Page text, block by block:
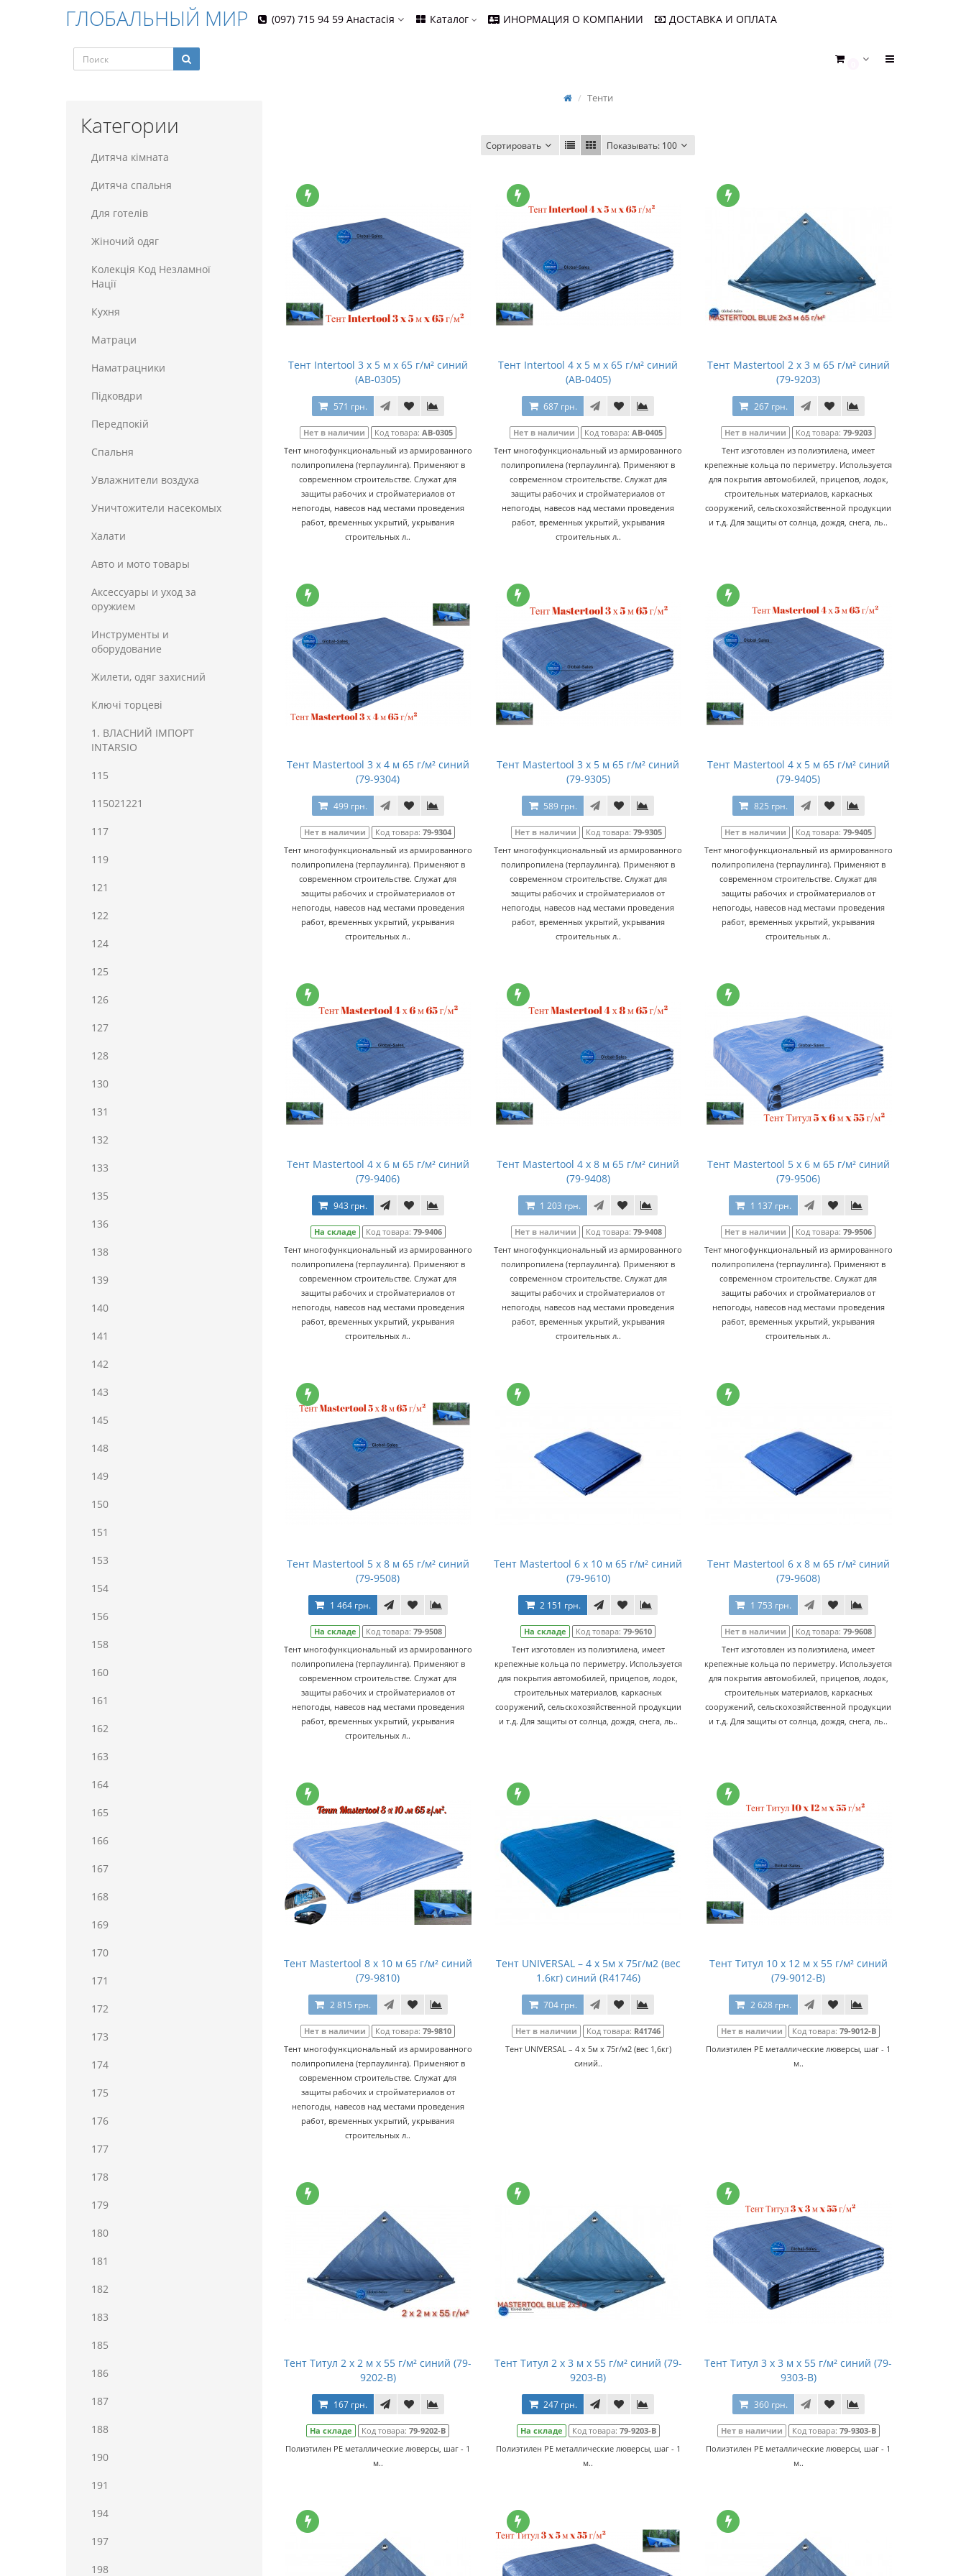
ГЛОБАЛЬНЫЙ МИР (097) 715 94 59 Анастасія Каталог ИНОРМАЦИЯ О КОМПАНИИ ДОСТАВКА И ОПЛАТА
Категории
Дитяча кімната
Дитяча спальня
Для готелiв
Жіночий одяг
Колекція Код Незламної
Нації
Кухня
Матраци
Наматрацники
Пiдковдри
Передпокій
Спальня
Увлажнители воздуха
Уничтожители насекомых
Халати
Авто и мото товары
Аксессуары и уход за
оружием
Инструменты и
оборудование
Жилети, одяг захисний
Ключі торцеві
1. ВЛАСНИЙ ІМПОРТ
INTARSIO
115
115021221
117
119
121
122
124
125
126
127
128
130
131
132
133
135
136
138
139
140
141
142
143
145
148
149
150
151
153
154
156
158
160
161
162
163
164
165
166
167
168
169
170
171
172
173
174
175
176
177
178
179
180
181
182
183
185
186
187
188
190
191
194
197
198
Тенти
Сортировать Показывать: 100
Тент Intertool 3 x 5 м x 65 г/м² синий
(AB-0305)
571 грн.
Нет в наличии Код товара: AB-0305
Тент многофункциональный из армированного
полипропилена (терпаулинга). Применяют в
современном строительстве. Служат для
защиты рабочих и стройматериалов от
непогоды, навесов над местами проведения
работ, временных укрытий, укрывания
строительных л..
Тент Intertool 4 x 5 м x 65 г/м² синий
(AB-0405)
687 грн.
Нет в наличии Код товара:AB-0405
Тент многофункциональный из армированного
полипропилена (терпаулинга). Применяют в
современном строительстве. Служат для
защиты рабочих и стройматериалов от
непогоды, навесов над местами проведения
работ, временных укрытий, укрывания
строительных л..
Тент Mastertool 2 х 3 м 65 г/м² синий
(79-9203)
267 грн.
Нет в наличии Код товара:79-9203
Тент изготовлен из полиэтилена, имеет
крепежные кольца по периметру. Используется
для покрытия автомобилей, прицепов, лодок,
строительных материалов, каркасных
сооружений, сельскохозяйственной продукции
и т.д. Для защиты от солнца, дождя, снега, ль..
Тент Mastertool 3 х 4 м 65 г/м² синий
(79-9304)
499 грн.
Нет в наличии Код товара:79-9304
Тент многофункциональный из армированного
полипропилена (терпаулинга). Применяют в
современном строительстве. Служат для
защиты рабочих и стройматериалов от
непогоды, навесов над местами проведения
работ, временных укрытий, укрывания
строительных л..
Тент Mastertool 3 х 5 м 65 г/м² синий
(79-9305)
589 грн.
Нет в наличии Код товара: 79-9305
Тент многофункциональный из армированного
полипропилена (терпаулинга). Применяют в
современном строительстве. Служат для
защиты рабочих и стройматериалов от
непогоды, навесов над местами проведения
работ, временных укрытий, укрывания
строительных л..
Тент Mastertool 4 х 5 м 65 г/м² синий
(79-9405)
825 грн.
Нет в наличии Код товара:79-9405
Тент многофункциональный из армированного
полипропилена (терпаулинга). Применяют в
современном строительстве. Служат для
защиты рабочих и стройматериалов от
непогоды, навесов над местами проведения
работ, временных укрытий, укрывания
строительных л..
Тент Mastertool 4 х 6 м 65 г/м² синий
(79-9406)
943 грн.
На складе Код товара: 79-9406
Тент многофункциональный из армированного
полипропилена (терпаулинга). Применяют в
современном строительстве. Служат для
защиты рабочих и стройматериалов от
непогоды, навесов над местами проведения
работ, временных укрытий, укрывания
строительных л..
Тент Mastertool 4 х 8 м 65 г/м² синий
(79-9408)
1 203 грн.
Нет в наличии Код товара: 79-9408
Тент многофункциональный из армированного
полипропилена (терпаулинга). Применяют в
современном строительстве. Служат для
защиты рабочих и стройматериалов от
непогоды, навесов над местами проведения
работ, временных укрытий, укрывания
строительных л..
Тент Mastertool 5 х 6 м 65 г/м² синий
(79-9506)
1 137 грн.
Нет в наличии Код товара:79-9506
Тент многофункциональный из армированного
полипропилена (терпаулинга). Применяют в
современном строительстве. Служат для
защиты рабочих и стройматериалов от
непогоды, навесов над местами проведения
работ, временных укрытий, укрывания
строительных л..
Тент Mastertool 5 х 8 м 65 г/м² синий
(79-9508)
1 464 грн.
На складе Код товара: 79-9508
Тент многофункциональный из армированного
полипропилена (терпаулинга). Применяют в
современном строительстве. Служат для
защиты рабочих и стройматериалов от
непогоды, навесов над местами проведения
работ, временных укрытий, укрывания
строительных л..
Тент Mastertool 6 х 10 м 65 г/м² синий
(79-9610)
2 151 грн.
На складе Код товара:79-9610
Тент изготовлен из полиэтилена, имеет
крепежные кольца по периметру. Используется
для покрытия автомобилей, прицепов, лодок,
строительных материалов, каркасных
сооружений, сельскохозяйственной продукции
и т.д. Для защиты от солнца, дождя, снега, ль..
Тент Mastertool 6 х 8 м 65 г/м² синий
(79-9608)
1 753 грн.
Нет в наличии Код товара:79-9608
Тент изготовлен из полиэтилена, имеет
крепежные кольца по периметру. Используется
для покрытия автомобилей, прицепов, лодок,
строительных материалов, каркасных
сооружений, сельскохозяйственной продукции
и т.д. Для защиты от солнца, дождя, снега, ль..
Тент Mastertool 8 х 10 м 65 г/м² синий
(79-9810)
2 815 грн.
Нет в наличии Код товара:79-9810
Тент многофункциональный из армированного
полипропилена (терпаулинга). Применяют в
современном строительстве. Служат для
защиты рабочих и стройматериалов от
непогоды, навесов над местами проведения
работ, временных укрытий, укрывания
строительных л..
Тент UNIVERSAL – 4 x 5м x 75г/м2 (вес
1.6кг) синий (R41746)
704 грн.
Нет в наличии Код товара: R41746
Тент UNIVERSAL – 4 x 5м x 75г/м2 (вес 1,6кг)
синий..
Тент Титул 10 x 12 м x 55 г/м² синий
(79-9012-В)
2 628 грн.
Нет в наличии Код товара: 79-9012-В
Полиэтилен РЕ металлические люверсы, шаг - 1
м..
Тент Титул 2 x 2 м x 55 г/м² синий (79-
9202-В)
167 грн.
На складе Код товара:79-9202-В
Полиэтилен РЕ металлические люверсы, шаг - 1
м..
Тент Титул 2 x 3 м x 55 г/м² синий (79-
9203-В)
247 грн.
На складе Код товара: 79-9203-В
Полиэтилен РЕ металлические люверсы, шаг - 1
м..
Тент Титул 3 x 3 м x 55 г/м² синий (79-
9303-В)
360 грн.
Нет в наличии Код товара: 79-9303-В
Полиэтилен РЕ металлические люверсы, шаг - 1
м..